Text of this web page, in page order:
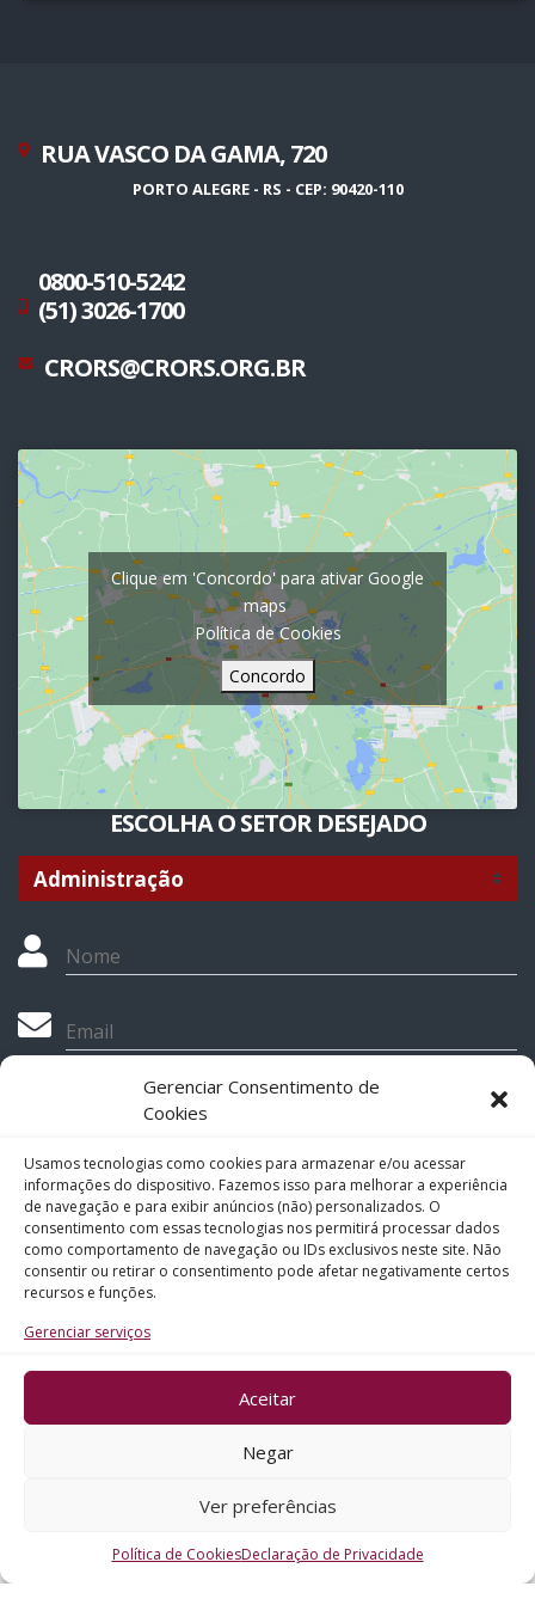
Gerenciar Consentimento de
Cookies
Usamos tecnologias como cookies para armazenar e/ou acessar
informações do dispositivo. Fazemos isso para melhorar a experiência
de navegação e para exibir anúncios (não) personalizados. O
consentimento com essas tecnologias nos permitirá processar dados
como comportamento de navegação ou IDs exclusivos neste site. Não
consentir ou retirar o consentimento pode afetar negativamente certos
recursos e funções.
Gerenciar serviços
Aceitar
Negar
Ver preferências
Política de CookiesDeclaração de Privacidade
RUA VASCO DA GAMA, 720
PORTO ALEGRE - RS - CEP: 90420-110
0800-510-5242
(51) 3026-1700
CRORS@CRORS.ORG.BR
Clique em 'Concordo' para ativar Google
maps
Política de Cookies
Concordo
ESCOLHA O SETOR DESEJADO
Nome
Email
Telefone
Assunto
Mensagem